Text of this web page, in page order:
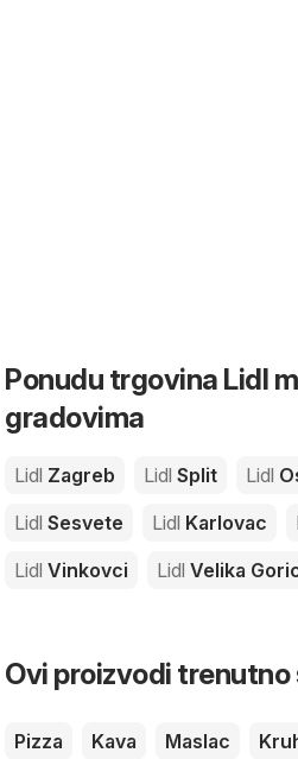
Ponudu trgovina Lidl
gradovima
Lidl Zagreb Lidl Split Lidl
Lidl Sesvete Lidl Karlovac
Lidl Vinkovci Lidl Velika
Ovi proizvodi trenutno
Pizza Kava Maslac